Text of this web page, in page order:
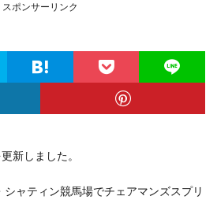
スポンサーリンク
新しました。
ャティン競馬場でチェアマンズスプリ